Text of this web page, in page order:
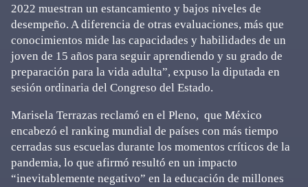
2022 muestran un estancamiento y bajos niveles de
desempeño. A diferencia de otras evaluaciones, más que
conocimientos mide las capacidades y habilidades de un
joven de 15 años para seguir aprendiendo y su grado de
preparación para la vida adulta”, expuso la diputada en
sesión ordinaria del Congreso del Estado.
Marisela Terrazas reclamó en el Pleno, que México
encabezó el ranking mundial de países con más tiempo
cerradas sus escuelas durante los momentos críticos de la
pandemia, lo que afirmó resultó en un impacto
“inevitablemente negativo” en la educación de millones